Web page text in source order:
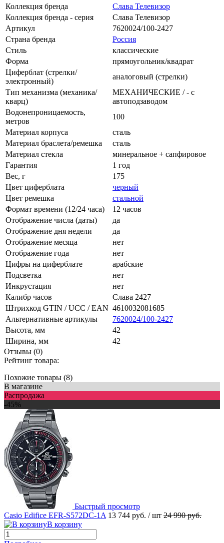
Коллекция бренда
Слава Телевизор
Коллекция бренда - серия
Слава Телевизор
Артикул
7620024/100-2427
Страна бренда
Россия
Стиль
классические
Форма
прямоугольник/квадрат
Циферблат (стрелки/
электронный)
аналоговый (стрелки)
Тип механизма (механика/
кварц)
МЕХАНИЧЕСКИЕ / - с
автоподзаводом
Водонепроницаемость,
метров
100
Материал корпуса
сталь
Материал браслета/ремешка
сталь
Материал стекла
минеральное + сапфировое
Гарантия
1 год
Вес, г
175
Цвет циферблата
черный
Цвет ремешка
стальной
Формат времени (12/24 часа)
12 часов
Отображение числа (даты)
да
Отображение дня недели
да
Отображение месяца
нет
Отображение года
нет
Цифры на циферблате
арабские
Подсветка
нет
Инкрустация
нет
Калибр часов
Слава 2427
Штрихкод GTIN / UCC / EAN 4610032081685
Альтернативные артикулы
7620024/100-2427
Высота, мм
42
Ширина, мм
42
Отзывы (0)
Рейтинг товара:
Похожие товары (8)
В магазине
Распродажа
-45%
Быстрый просмотр
Casio Edifice EFR-S572DC-1A 13 744 руб. / шт 24 990 руб.
В корзину